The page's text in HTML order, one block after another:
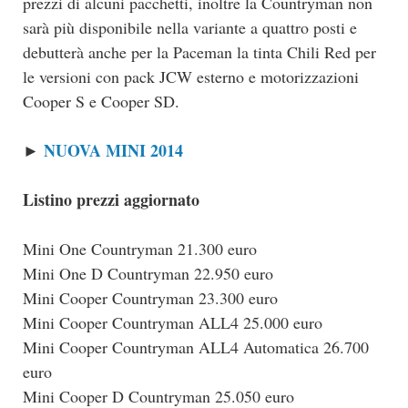
sarà più disponibile nella variante a quattro posti e
debutterà anche per la Paceman la tinta Chili Red per
le versioni con pack JCW esterno e motorizzazioni
Cooper S e Cooper SD.
► NUOVA MINI 2014
Listino prezzi aggiornato
Mini One Countryman 21.300 euro
Mini One D Countryman 22.950 euro
Mini Cooper Countryman 23.300 euro
Mini Cooper Countryman ALL4 25.000 euro
Mini Cooper Countryman ALL4 Automatica 26.700
euro
Mini Cooper D Countryman 25.050 euro